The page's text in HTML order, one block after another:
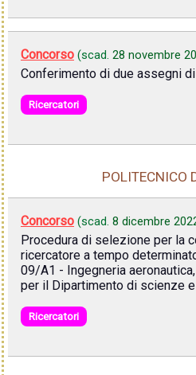
Concorso (scad. 28 novembre
Conferimento di due assegni
Ricercatori
POLITECNICO
Concorso (scad. 8 dicembre
Procedura di selezione per la
ricercatore a tempo
09/A1 - Ingegneria
per il Dipartimento di scienze
Ricercatori